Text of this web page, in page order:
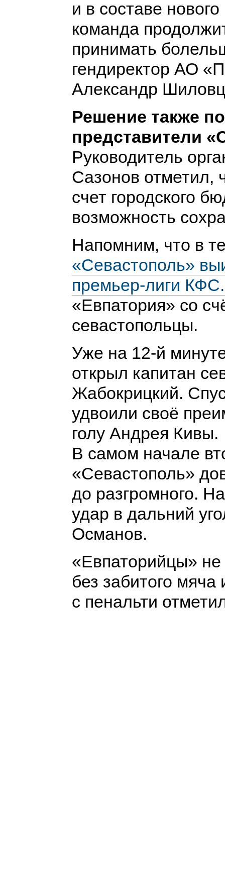
и в составе
команда
принимать
гендиректор АО
Александр
Решение также
представители
Руководитель
Сазонов отметил,
счет городского
возможность
Напомним, что в
«Севастополь»
премьер-лиги
«Евпатория» со
севастопольцы.
Уже на 12-й
открыл капитан
Жабокрицкий.
удвоили своё
голу Андрея Кивы.
В самом начале
«Севастополь»
до разгромного.
удар в дальний
Османов.
«Евпаторийцы» не
без забитого
с пенальти